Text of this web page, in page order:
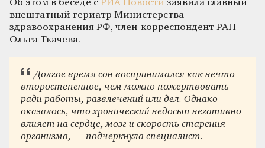
Об этом в беседе с РИА Новости заявила главный
внештатный гериатр Министерства
здравоохранения РФ, член-корреспондент РАН
Ольга Ткачева.
Долгое время сон воспринимался как нечто
второстепенное, чем можно пожертвовать
ради работы, развлечений или дел. Однако
оказалось, что хронический недосып негативно
влияет на сердце, мозг и скорость старения
организма, — подчеркнула специалист.